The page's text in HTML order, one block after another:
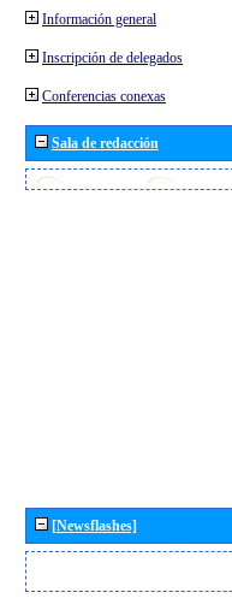
Información general
Inscripción de delegados
Conferencias conexas
Sala de redacción
[Newsflashes]